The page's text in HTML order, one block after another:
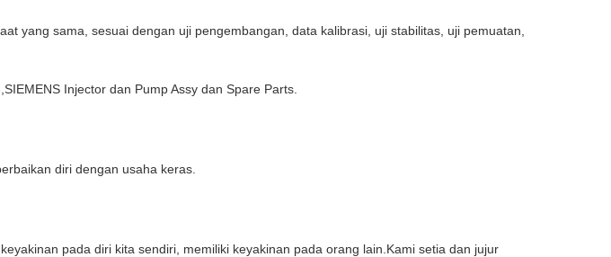
yang sama, sesuai dengan uji pengembangan, data kalibrasi, uji stabilitas, uji pemuatan,
Injector dan Pump Assy dan Spare Parts.
diri dengan usaha keras.
pada diri kita sendiri, memiliki keyakinan pada orang lain.Kami setia dan jujur